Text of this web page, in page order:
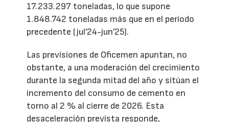
17.233.297 toneladas, lo que supone
1.848.742 toneladas más que en el período
precedente (jul’24-jun’25).
Las previsiones de Oficemen apuntan, no
obstante, a una moderación del crecimiento
durante la segunda mitad del año y sitúan el
incremento del consumo de cemento en
torno al 2 % al cierre de 2026. Esta
desaceleración prevista responde,